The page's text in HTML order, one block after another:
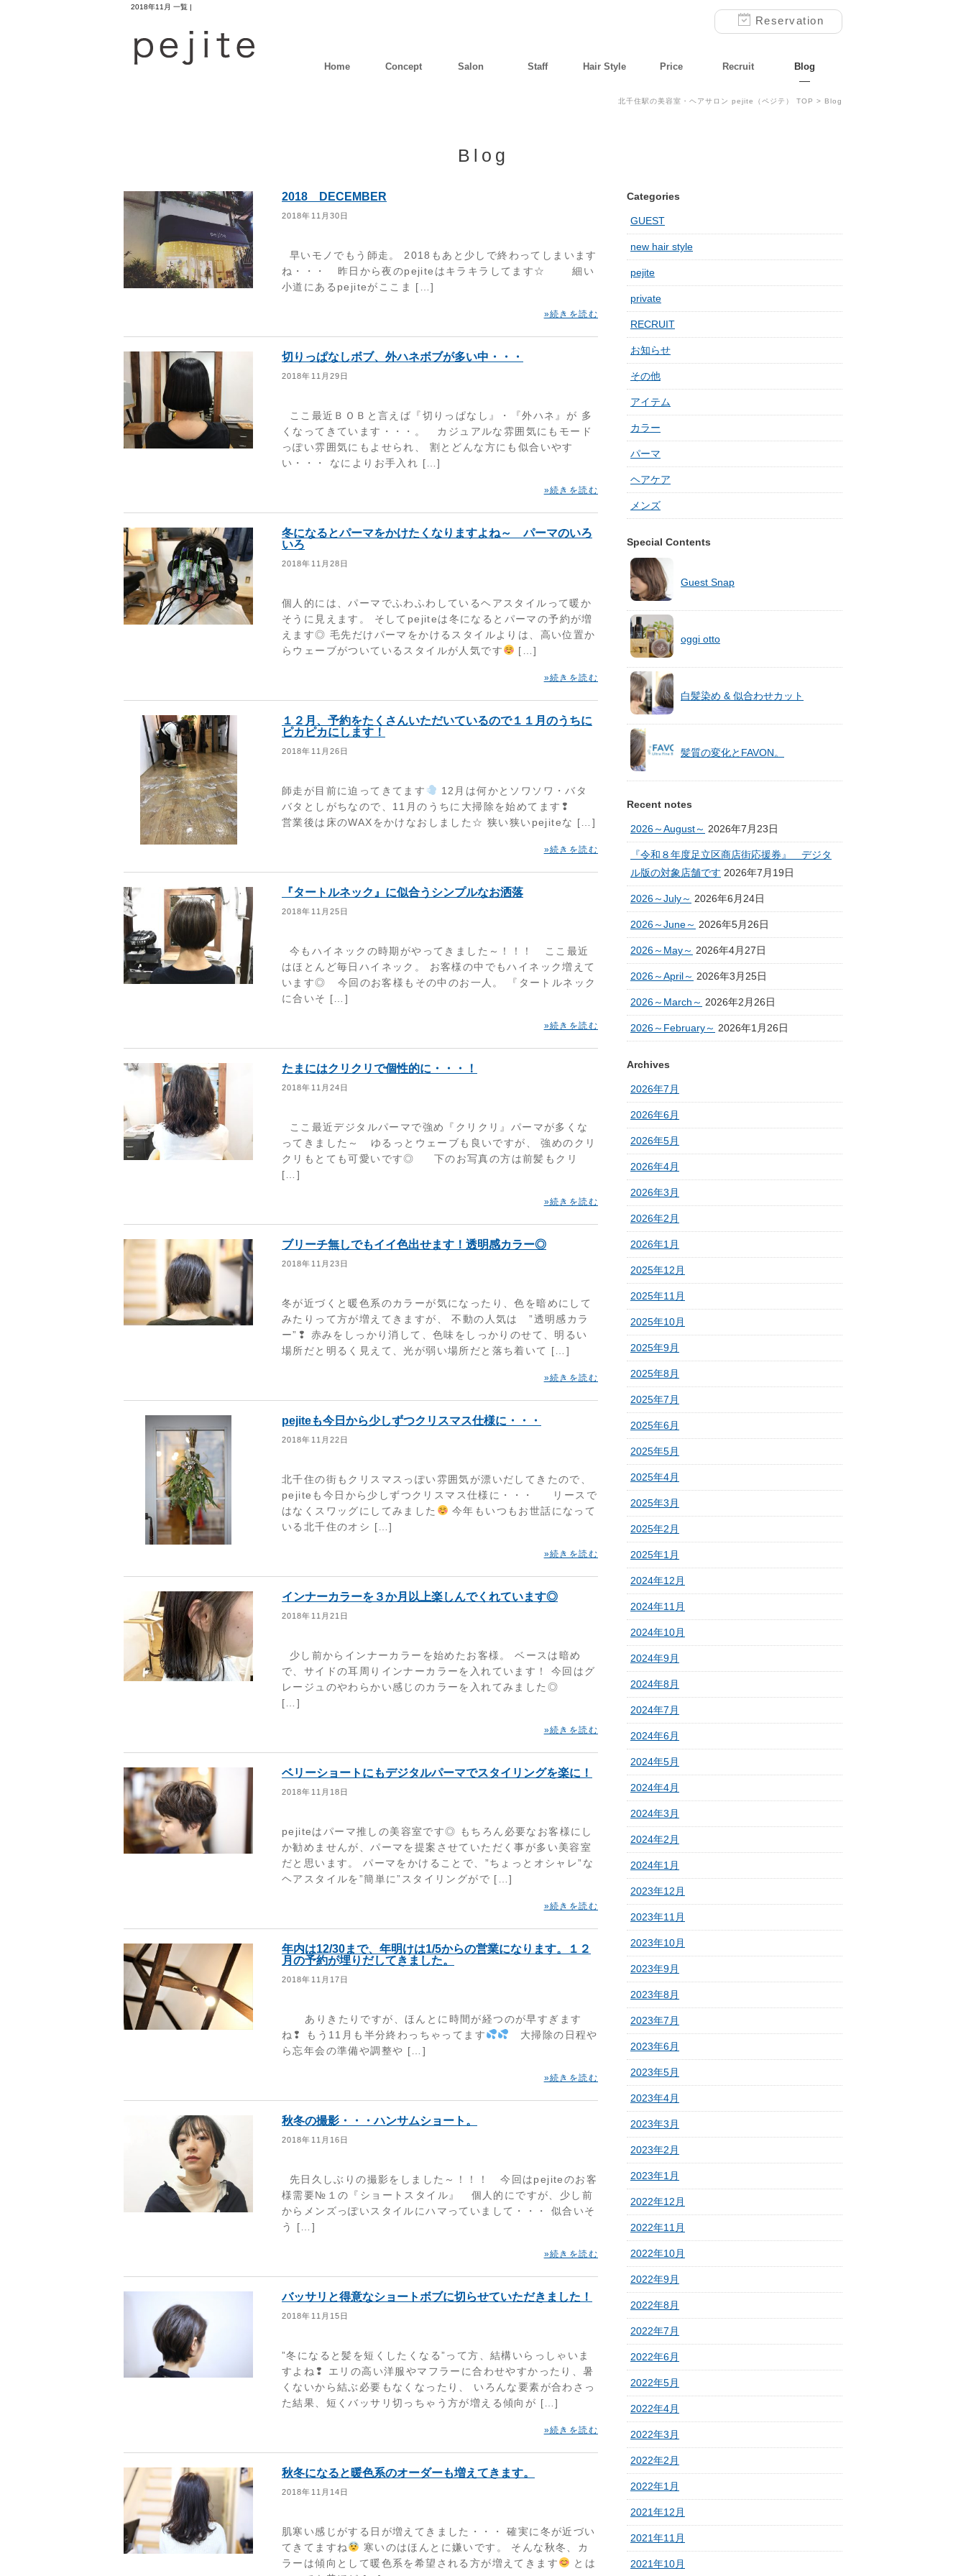
2018年11月 一覧 |
Reservation
Home Concept Salon Staff Hair Style Price Recruit Blog
北千住駅の美容室・ヘアサロン pejite（ペジテ） TOP > Blog
Blog
2018 DECEMBER
2018年11月30日
早いモノでもう師走。 2018もあと少しで終わってしまいます
ね・・・ 昨日から夜のpejiteはキラキラしてます☆ 細い
小道にあるpejiteがここま […]
»続きを読む
切りっぱなしボブ、外ハネボブが多い中・・・
2018年11月29日
ここ最近ＢＯＢと言えば『切りっぱなし』・『外ハネ』が 多
くなってきています・・・。 カジュアルな雰囲気にもモード
っぽい雰囲気にもよせられ、 割とどんな方にも似合いやす
い・・・ なによりお手入れ […]
»続きを読む
冬になるとパーマをかけたくなりますよね～ パーマのいろ
いろ
2018年11月28日
個人的には、パーマでふわふわしているヘアスタイルって暖か
そうに見えます。 そしてpejiteは冬になるとパーマの予約が増
えます◎ 毛先だけパーマをかけるスタイルよりは、高い位置か
らウェーブがついているスタイルが人気です
[…]
»続きを読む
１２月、予約をたくさんいただいているので１１月のうちに
ピカピカにします！
2018年11月26日
師走が目前に迫ってきてます
12月は何かとソワソワ・バタ
バタとしがちなので、11月のうちに大掃除を始めてます❢
営業後は床のWAXをかけなおしました☆ 狭い狭いpejiteな […]
»続きを読む
『タートルネック』に似合うシンプルなお洒落
2018年11月25日
今もハイネックの時期がやってきました～！！！ ここ最近
はほとんど毎日ハイネック。 お客様の中でもハイネック増えて
います◎ 今回のお客様もその中のお一人。 『タートルネック
に合いそ […]
»続きを読む
たまにはクリクリで個性的に・・・！
2018年11月24日
ここ最近デジタルパーマで強め『クリクリ』パーマが多くな
ってきました～ ゆるっとウェーブも良いですが、 強めのクリ
クリもとても可愛いです◎ 下のお写真の方は前髪もクリ
[…]
»続きを読む
ブリーチ無しでもイイ色出せます！透明感カラー◎
2018年11月23日
冬が近づくと暖色系のカラーが気になったり、色を暗めにして
みたりって方が増えてきますが、 不動の人気は ”透明感カラ
ー”❢ 赤みをしっかり消して、色味をしっかりのせて、明るい
場所だと明るく見えて、光が弱い場所だと落ち着いて […]
»続きを読む
pejiteも今日から少しずつクリスマス仕様に・・・
2018年11月22日
北千住の街もクリスマスっぽい雰囲気が漂いだしてきたので、
pejiteも今日から少しずつクリスマス仕様に・・・ リースで
はなくスワッグにしてみました
今年もいつもお世話になって
いる北千住のオシ […]
»続きを読む
インナーカラーを３か月以上楽しんでくれています◎
2018年11月21日
少し前からインナーカラーを始めたお客様。 ベースは暗め
で、サイドの耳周りインナーカラーを入れています！ 今回はグ
レージュのやわらかい感じのカラーを入れてみました◎
[…]
»続きを読む
ベリーショートにもデジタルパーマでスタイリングを楽に！
2018年11月18日
pejiteはパーマ推しの美容室です◎ もちろん必要なお客様にし
か勧めませんが、パーマを提案させていただく事が多い美容室
だと思います。 パーマをかけることで、”ちょっとオシャレ”な
ヘアスタイルを”簡単に”スタイリングがで […]
»続きを読む
年内は12/30まで、年明けは1/5からの営業になります。１２
月の予約が埋りだしてきました。
2018年11月17日
ありきたりですが、ほんとに時間が経つのが早すぎます
ね❢ もう11月も半分終わっちゃってます
大掃除の日程や
ら忘年会の準備や調整や […]
»続きを読む
秋冬の撮影・・・ハンサムショート。
2018年11月16日
先日久しぶりの撮影をしました～！！！ 今回はpejiteのお客
様需要№１の『ショートスタイル』 個人的にですが、少し前
からメンズっぽいスタイルにハマっていまして・・・ 似合いそ
う […]
»続きを読む
バッサリと得意なショートボブに切らせていただきました！
2018年11月15日
”冬になると髪を短くしたくなる”って方、結構いらっしゃいま
すよね❢ エリの高い洋服やマフラーに合わせやすかったり、暑
くないから結ぶ必要もなくなったり、 いろんな要素が合わさっ
た結果、短くバッサリ切っちゃう方が増える傾向が […]
»続きを読む
秋冬になると暖色系のオーダーも増えてきます。
2018年11月14日
肌寒い感じがする日が増えてきました・・・ 確実に冬が近づい
てきてますね
寒いのはほんとに嫌いです。 そんな秋冬、カ
ラーは傾向として暖色系を希望される方が増えてきます
とは
Categories
GUEST
new hair style
pejite
private
RECRUIT
お知らせ
その他
アイテム
カラー
パーマ
ヘアケア
メンズ
Special Contents
Guest Snap
oggi otto
白髪染め & 似合わせカット
髪質の変化とFAVON。
Recent notes
2026～August～ 2026年7月23日
『令和８年度足立区商店街応援券』 デジタ
ル版の対象店舗です 2026年7月19日
2026～July～ 2026年6月24日
2026～June～ 2026年5月26日
2026～May～ 2026年4月27日
2026～April～ 2026年3月25日
2026～March～ 2026年2月26日
2026～February～ 2026年1月26日
Archives
2026年7月
2026年6月
2026年5月
2026年4月
2026年3月
2026年2月
2026年1月
2025年12月
2025年11月
2025年10月
2025年9月
2025年8月
2025年7月
2025年6月
2025年5月
2025年4月
2025年3月
2025年2月
2025年1月
2024年12月
2024年11月
2024年10月
2024年9月
2024年8月
2024年7月
2024年6月
2024年5月
2024年4月
2024年3月
2024年2月
2024年1月
2023年12月
2023年11月
2023年10月
2023年9月
2023年8月
2023年7月
2023年6月
2023年5月
2023年4月
2023年3月
2023年2月
2023年1月
2022年12月
2022年11月
2022年10月
2022年9月
2022年8月
2022年7月
2022年6月
2022年5月
2022年4月
2022年3月
2022年2月
2022年1月
2021年12月
2021年11月
2021年10月